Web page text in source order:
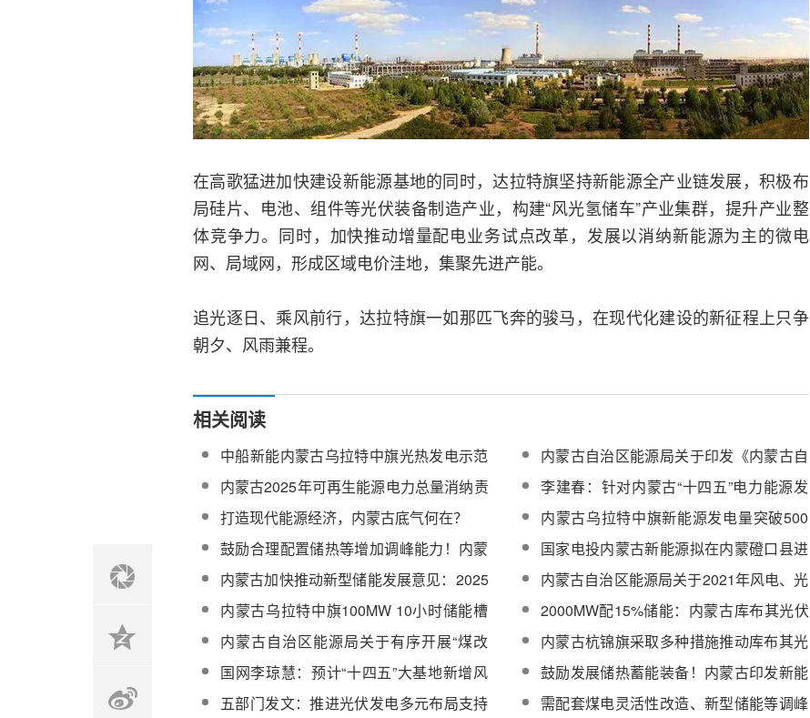
在高歌猛进加快建设新能源基地的同时，达拉特旗坚持新能源全产业链发展，积极布
局硅片、电池、组件等光伏装备制造产业，构建“风光氢储车”产业集群，提升产业整
体竞争力。同时，加快推动增量配电业务试点改革，发展以消纳新能源为主的微电
网、局域网，形成区域电价洼地，集聚先进产能。
追光逐日、乘风前行，达拉特旗一如那匹飞奔的骏马，在现代化建设的新征程上只争
朝夕、风雨兼程。
相关阅读
中船新能内蒙古乌拉特中旗光热发电示范
项目实现满负荷发电
内蒙古自治区能源局关于印发《内蒙古自
治区可再生能源电力消纳保障实施方案》
的通知
内蒙古2025年可再生能源电力总量消纳责
任权重达25%以上
李建春：针对内蒙古“十四五”电力能源发
展的思考和建议
打造现代能源经济，内蒙古底气何在？
内蒙古乌拉特中旗新能源发电量突破500
亿度
鼓励合理配置储热等增加调峰能力！内蒙
古启动源网荷储一体化和多能互补项目申
报工作
国家电投内蒙古新能源拟在内蒙磴口县进
行整县分布式光伏和光热项目开发
内蒙古加快推动新型储能发展意见：2025
年5GW！新建新能项目配储15%、2h
内蒙古自治区能源局关于2021年风电、光
伏发电开发建设有关事项的通知
内蒙古乌拉特中旗100MW 10小时储能槽
式光热发电项目发电量超过设计指标
2000MW配15%储能：内蒙古库布其光伏
治沙项目启动竞争优选
内蒙古自治区能源局关于有序开展“煤改
电”工作有关事宜的紧急通知
内蒙古杭锦旗采取多种措施推动库布其光
伏治沙模式向优发展
国网李琼慧：预计“十四五”大基地新增风
光超4亿千瓦，占全部新能源新增70%以
鼓励发展储热蓄能装备！内蒙古印发新能
源装备制造业高质量发展实施方案
五部门发文：推进光伏发电多元布局支持
需配套煤电灵活性改造、新型储能等调峰